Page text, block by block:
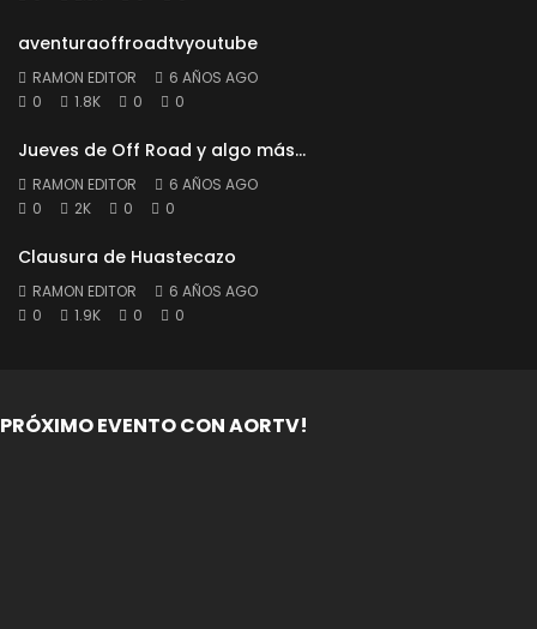
aventuraoffroadtvyoutube
RAMON EDITOR
6 AÑOS AGO
0
1.8K 0 0
Jueves de Off Road y algo más…
RAMON EDITOR
6 AÑOS AGO
0
2K 0 0
Clausura de Huastecazo
RAMON EDITOR
6 AÑOS AGO
0
1.9K 0 0
PRÓXIMO EVENTO CON AORTV!